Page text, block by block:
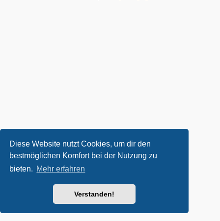
Diese Website nutzt Cookies, um dir den
bestmöglichen Komfort bei der Nutzung zu
bieten. Mehr erfahren
Verstanden!